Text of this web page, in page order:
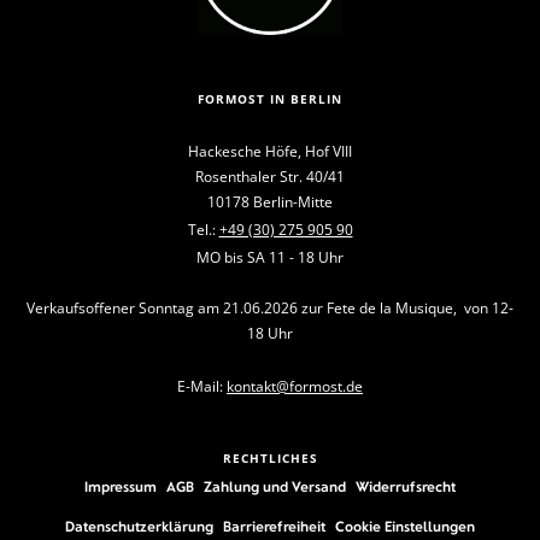
FORMOST IN BERLIN
Hackesche Höfe, Hof VIII
Rosenthaler Str. 40/41
10178 Berlin-Mitte
Tel.:+49 (30) 275 905 90
MO bis SA 11 - 18 Uhr
Verkaufsoffener Sonntag am 21.06.2026 zur Fete de la Musique, von 12-
18 Uhr
E-Mail: kontakt@formost.de
RECHTLICHES
Impressum AGB Zahlung und Versand Widerrufsrecht
Datenschutzerklärung Barrierefreiheit Cookie Einstellungen